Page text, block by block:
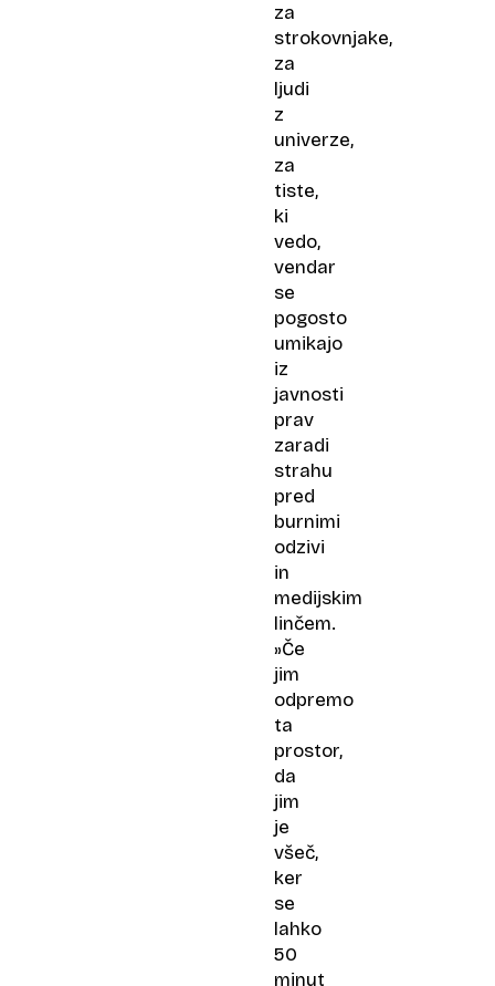
za
strokovnjake,
za
ljudi
z
univerze,
za
tiste,
ki
vedo,
vendar
se
pogosto
umikajo
iz
javnosti
prav
zaradi
strahu
pred
burnimi
odzivi
in
medijskim
linčem.
»Če
jim
odpremo
ta
prostor,
da
jim
je
všeč,
ker
se
lahko
50
minut